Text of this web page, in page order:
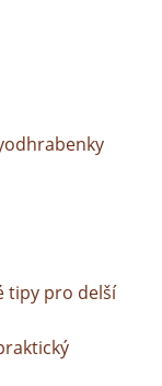
tipy pro delší